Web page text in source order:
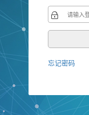

忘记密码